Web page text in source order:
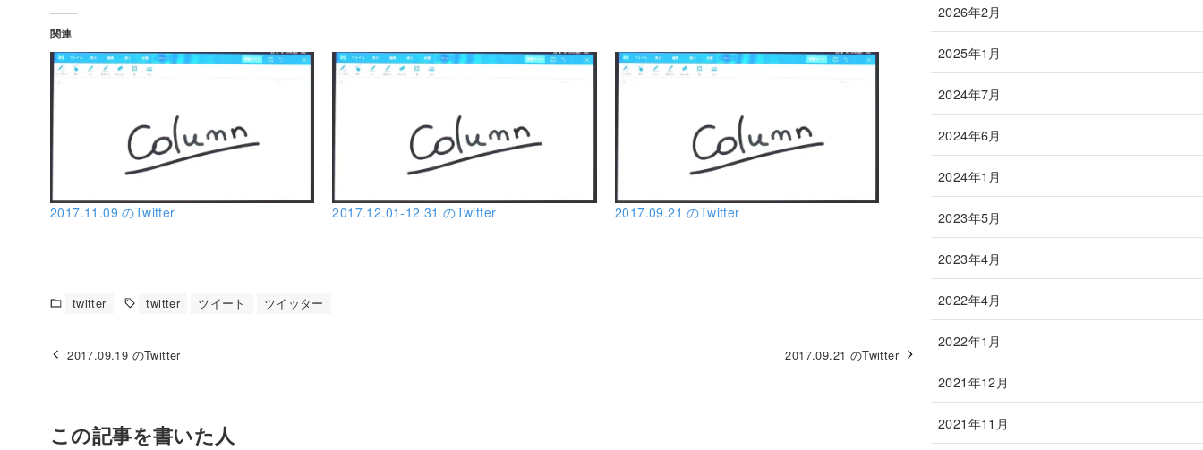
関連
2017.11.09 のTwitter 2017.12.01-12.31 のTwitter 2017.09.21 のTwitter
twitter twitter ツイート ツイッター
2017.09.19 のTwitter 2017.09.21 のTwitter
この記事を書いた人
2026年2月
2025年1月
2024年7月
2024年6月
2024年1月
2023年5月
2023年4月
2022年4月
2022年1月
2021年12月
2021年11月